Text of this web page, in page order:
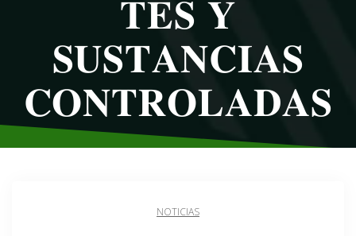
𝐓𝐄𝐒 𝐘
𝐒𝐔𝐒𝐓𝐀𝐍𝐂𝐈𝐀𝐒
𝐂𝐎𝐍𝐓𝐑𝐎𝐋𝐀𝐃𝐀𝐒
NOTICIAS